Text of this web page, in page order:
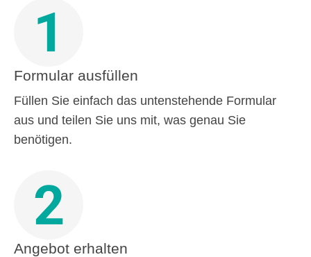
1
Formular ausfüllen
Füllen Sie einfach das untenstehende Formular
aus und teilen Sie uns mit, was genau Sie
benötigen.
2
Angebot erhalten